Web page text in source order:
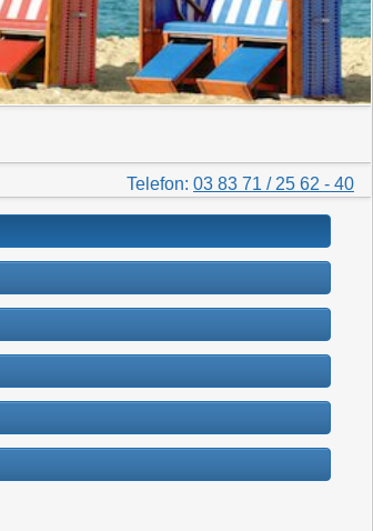
Telefon: 03 83 71 / 25 62 - 40